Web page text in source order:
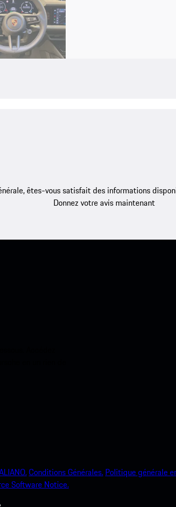
êtes-vous satisfait des informations
Donnez votre avis maintenant
Conditions Générales. Politique générale
Software Notice.